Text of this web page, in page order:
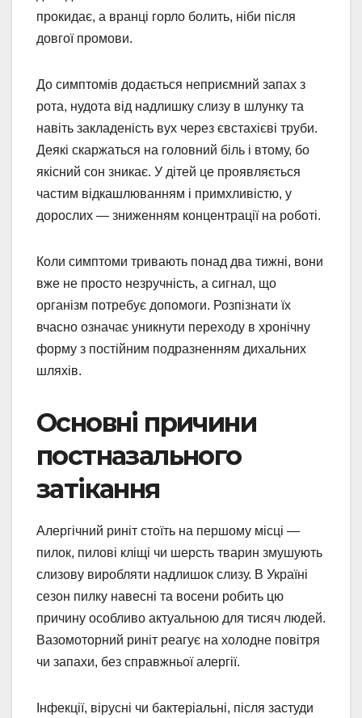
прокидає, а вранці горло болить, ніби після
довгої промови.
До симптомів додається неприємний запах з
рота, нудота від надлишку слизу в шлунку та
навіть закладеність вух через євстахієві труби.
Деякі скаржаться на головний біль і втому, бо
якісний сон зникає. У дітей це проявляється
частим відкашлюванням і примхливістю, у
дорослих — зниженням концентрації на роботі.
Коли симптоми тривають понад два тижні, вони
вже не просто незручність, а сигнал, що
організм потребує допомоги. Розпізнати їх
вчасно означає уникнути переходу в хронічну
форму з постійним подразненням дихальних
шляхів.
Основні причини
постназального
затікання
Алергічний риніт стоїть на першому місці —
пилок, пилові кліщі чи шерсть тварин змушують
слизову виробляти надлишок слизу. В Україні
сезон пилку навесні та восени робить цю
причину особливо актуальною для тисяч людей.
Вазомоторний риніт реагує на холодне повітря
чи запахи, без справжньої алергії.
Інфекції, вірусні чи бактеріальні, після застуди